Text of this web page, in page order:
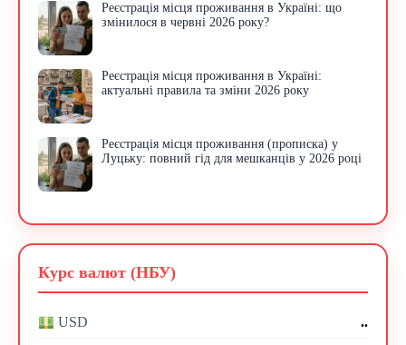
Реєстрація місця проживання в Україні: що
змінилося в червні 2026 року?
Реєстрація місця проживання в Україні:
актуальні правила та зміни 2026 року
Реєстрація місця проживання (прописка) у
Луцьку: повний гід для мешканців у 2026 році
Курс валют (НБУ)
USD ..